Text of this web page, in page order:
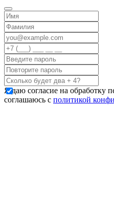
Я даю согласие на обработку
соглашаюсь с политикой